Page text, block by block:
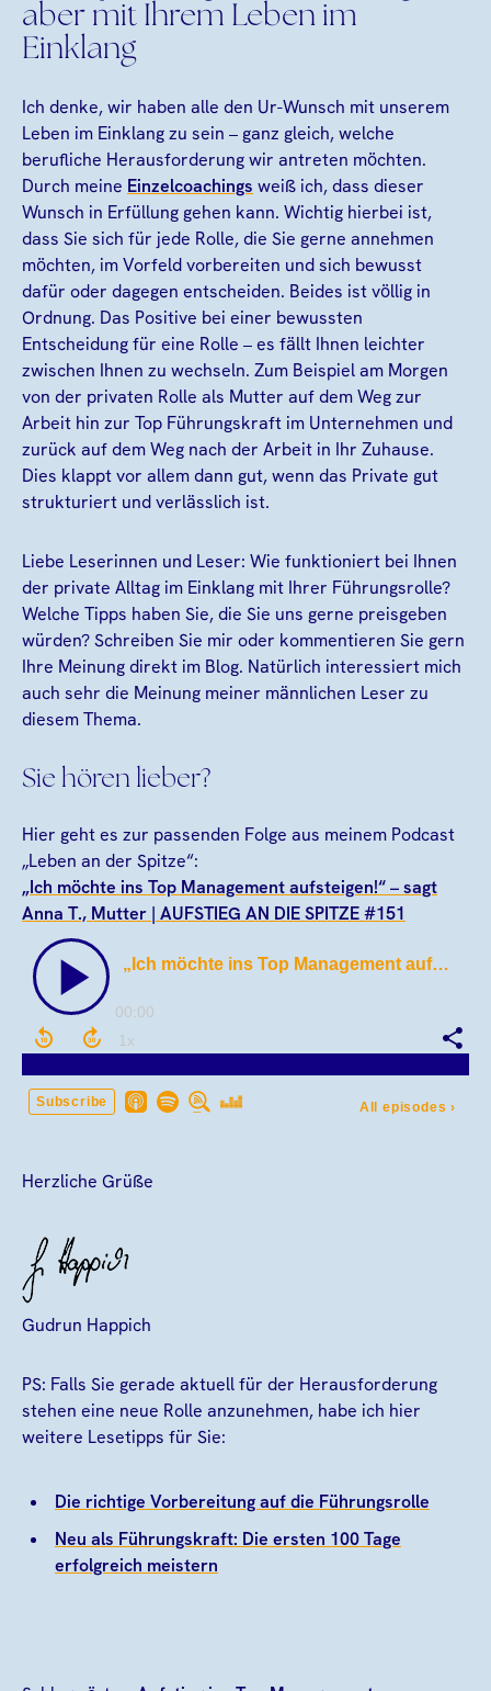
aber mit Ihrem Leben im
Einklang
Ich denke, wir haben alle den Ur-Wunsch mit unserem
Leben im Einklang zu sein – ganz gleich, welche
berufliche Herausforderung wir antreten möchten.
Durch meine Einzelcoachings weiß ich, dass dieser
Wunsch in Erfüllung gehen kann. Wichtig hierbei ist,
dass Sie sich für jede Rolle, die Sie gerne annehmen
möchten, im Vorfeld vorbereiten und sich bewusst
dafür oder dagegen entscheiden. Beides ist völlig in
Ordnung. Das Positive bei einer bewussten
Entscheidung für eine Rolle – es fällt Ihnen leichter
zwischen Ihnen zu wechseln. Zum Beispiel am Morgen
von der privaten Rolle als Mutter auf dem Weg zur
Arbeit hin zur Top Führungskraft im Unternehmen und
zurück auf dem Weg nach der Arbeit in Ihr Zuhause.
Dies klappt vor allem dann gut, wenn das Private gut
strukturiert und verlässlich ist.
Liebe Leserinnen und Leser: Wie funktioniert bei Ihnen
der private Alltag im Einklang mit Ihrer Führungsrolle?
Welche Tipps haben Sie, die Sie uns gerne preisgeben
würden? Schreiben Sie mir oder kommentieren Sie gern
Ihre Meinung direkt im Blog. Natürlich interessiert mich
auch sehr die Meinung meiner männlichen Leser zu
diesem Thema.
Sie hören lieber?
Hier geht es zur passenden Folge aus meinem Podcast
„Leben an der Spitze“:
„Ich möchte ins Top Management aufsteigen!“ – sagt
Anna T., Mutter | AUFSTIEG AN DIE SPITZE #151
Herzliche Grüße
Gudrun Happich
PS: Falls Sie gerade aktuell für der Herausforderung
stehen eine neue Rolle anzunehmen, habe ich hier
weitere Lesetipps für Sie:
Die richtige Vorbereitung auf die Führungsrolle
Neu als Führungskraft: Die ersten 100 Tage
erfolgreich meistern